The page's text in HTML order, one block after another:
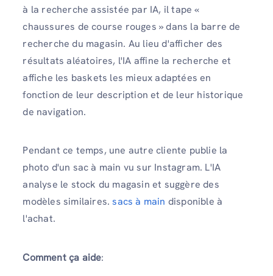
à la recherche assistée par IA, il tape «
chaussures de course rouges » dans la barre de
recherche du magasin. Au lieu d'afficher des
résultats aléatoires, l'IA affine la recherche et
affiche les baskets les mieux adaptées en
fonction de leur description et de leur historique
de navigation.
Pendant ce temps, une autre cliente publie la
photo d'un sac à main vu sur Instagram. L'IA
analyse le stock du magasin et suggère des
modèles similaires.sacs à main disponible à
l'achat.
Comment ça aide: